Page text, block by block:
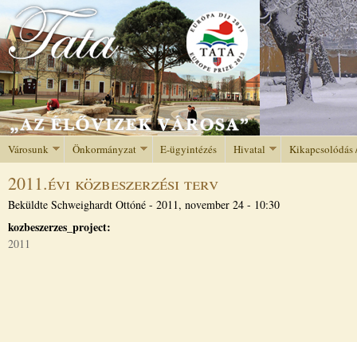
Jump to navigation
Városunk Önkormányzat E-ügyintézés Hivatal Kikapcsolódás
2011.évi közbeszerzési terv
Beküldte Schweighardt Ottóné - 2011, november 24 - 10:30
kozbeszerzes_project:
2011